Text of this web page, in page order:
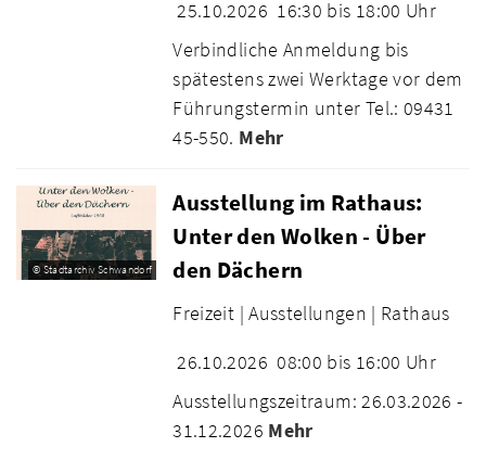
25.10.2026 16:30 bis 18:00 Uhr
Verbindliche Anmeldung bis
spätestens zwei Werktage vor dem
Führungstermin unter Tel.: 09431
45-550. Mehr
© Stadtarchiv Schwandorf
Ausstellung im Rathaus:
Unter den Wolken - Über
den Dächern
Freizeit | Ausstellungen | Rathaus
26.10.2026 08:00 bis 16:00 Uhr
Ausstellungszeitraum: 26.03.2026 -
31.12.2026 Mehr